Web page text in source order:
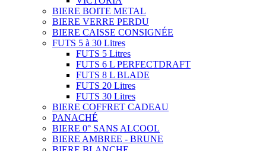
BIERE BOITE METAL
BIERE VERRE PERDU
BIERE CAISSE CONSIGNÉE
FUTS 5 à 30 Litres
FUTS 5 Litres
FUTS 6 L PERFECTDRAFT
FUTS 8 L BLADE
FUTS 20 Litres
FUTS 30 Litres
BIERE COFFRET CADEAU
PANACHÉ
BIERE 0° SANS ALCOOL
BIERE AMBREE - BRUNE